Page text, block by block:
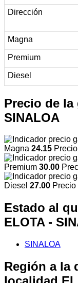
Precio de la
SINALOA
Magna 24.15
Premium 30.00
Diesel 27.00 Precio
Estado al
ELOTA -
SINALOA
Región a la